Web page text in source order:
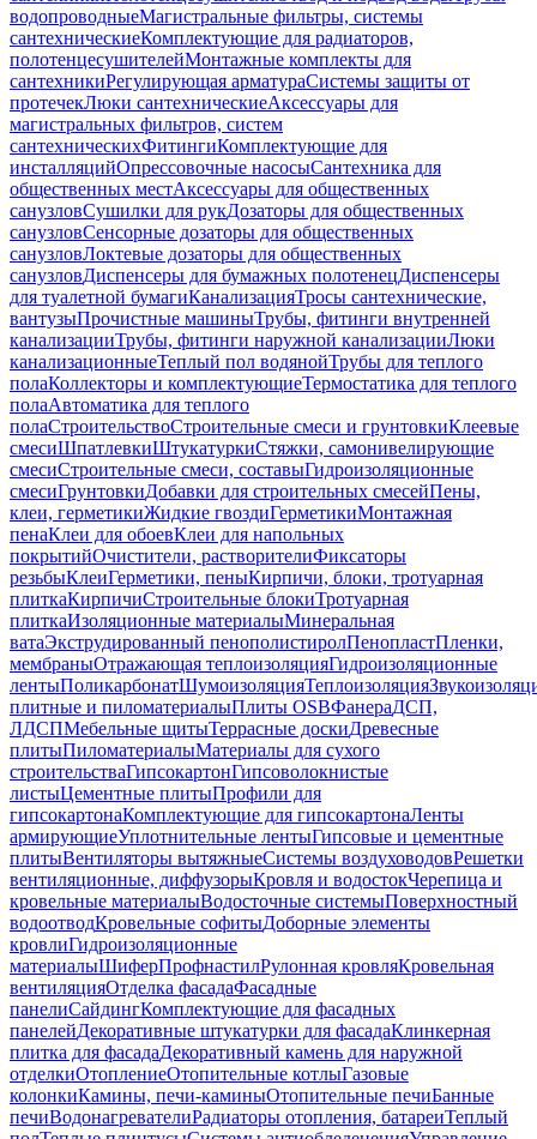
водопроводныеМагистральные фильтры, системы
сантехническиеКомплектующие для радиаторов,
полотенцесушителейМонтажные комплекты для
сантехникиРегулирующая арматураСистемы защиты от
протечекЛюки сантехническиеАксессуары для
магистральных фильтров, систем
сантехническихФитингиКомплектующие для
инсталляцийОпрессовочные насосыСантехника для
общественных местАксессуары для общественных
санузловСушилки для рукДозаторы для общественных
санузловСенсорные дозаторы для общественных
санузловЛоктевые дозаторы для общественных
санузловДиспенсеры для бумажных полотенецДиспенсеры
для туалетной бумагиКанализацияТросы сантехнические,
вантузыПрочистные машиныТрубы, фитинги внутренней
канализацииТрубы, фитинги наружной канализацииЛюки
канализационныеТеплый пол водянойТрубы для теплого
полаКоллекторы и комплектующиеТермостатика для теплого
полаАвтоматика для теплого
полаСтроительствоСтроительные смеси и грунтовкиКлеевые
смесиШпатлевкиШтукатуркиСтяжки, самонивелирующие
смесиСтроительные смеси, составыГидроизоляционные
смесиГрунтовкиДобавки для строительных смесейПены,
клеи, герметикиЖидкие гвоздиГерметикиМонтажная
пенаКлеи для обоевКлеи для напольных
покрытийОчистители, растворителиФиксаторы
резьбыКлеиГерметики, пеныКирпичи, блоки, тротуарная
плиткаКирпичиСтроительные блокиТротуарная
плиткаИзоляционные материалыМинеральная
ватаЭкструдированный пенополистиролПенопластПленки,
мембраныОтражающая теплоизоляцияГидроизоляционные
лентыПоликарбонатШумоизоляцияТеплоизоляция
плитные и пиломатериалыПлиты OSBФанераДСП,
ЛДСПМебельные щитыТеррасные доскиДревесные
плитыПиломатериалыМатериалы для сухого
строительстваГипсокартонГипсоволокнистые
листыЦементные плитыПрофили для
гипсокартонаКомплектующие для гипсокартонаЛенты
армирующиеУплотнительные лентыГипсовые и цементные
плитыВентиляторы вытяжныеСистемы воздуховодовРешетки
вентиляционные, диффузорыКровля и водостокЧерепица и
кровельные материалыВодосточные системыПоверхностный
водоотводКровельные софитыДоборные элементы
кровлиГидроизоляционные
материалыШиферПрофнастилРулонная кровляКровельная
вентиляцияОтделка фасадаФасадные
панелиСайдингКомплектующие для фасадных
панелейДекоративные штукатурки для фасадаКлинкерная
плитка для фасадаДекоративный камень для наружной
отделкиОтоплениеОтопительные котлыГазовые
колонкиКамины, печи-каминыОтопительные печиБанные
печиВодонагревателиРадиаторы отопления, батареиТеплый